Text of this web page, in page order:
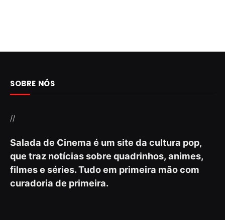
SOBRE NÓS
//
Salada de Cinema é um site da cultura pop,
que traz notícias sobre quadrinhos, animes,
filmes e séries. Tudo em primeira mão com
curadoria de primeira.